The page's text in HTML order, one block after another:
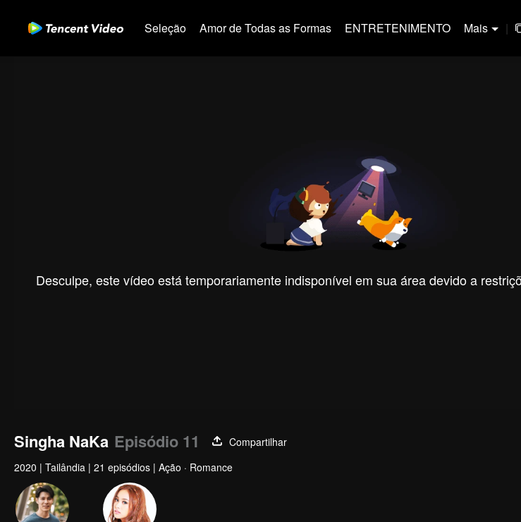
Seleção Amor de Todas as Formas ENTRETENIMENTO Mais |
Desculpe, este vídeo está temporariamente indisponível em sua área devido a
Singha NaKa Episódio 11
Compartilhar
2020 | Tailândia | 21 episódios | Ação · Romance